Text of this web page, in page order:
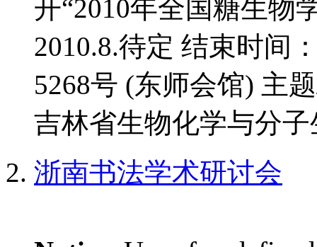
开“2010年全国糖生物
2010.8.待定 结束时间
5268号 (东师会馆) 主
吉林省生物化学与分
浙南书法学术研讨会